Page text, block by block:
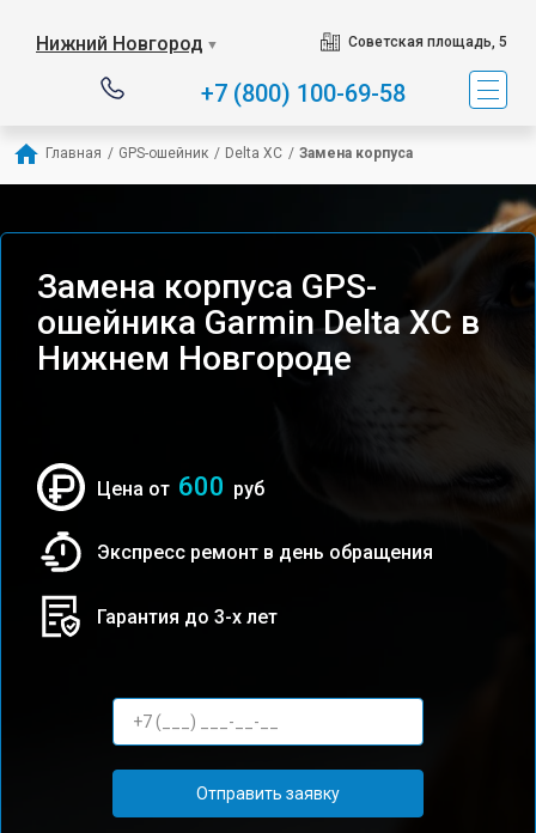
Нижний Новгород ▼ Советская площадь, 5
+7 (800) 100-69-58
Главная / GPS-ошейник / Delta XC / Замена корпуса
Замена корпуса GPS-
ошейника Garmin Delta XC в
Нижнем Новгороде
Цена от 600 руб
Экспресс ремонт в день обращения
Гарантия до 3-х лет
Отправить заявку